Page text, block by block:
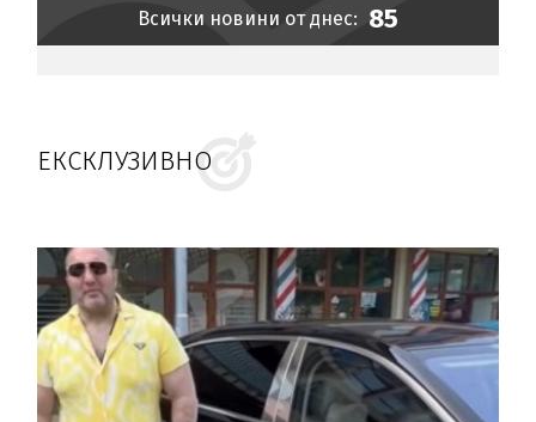
Всички новини от днес: 85
ЕКСКЛУЗИВНО